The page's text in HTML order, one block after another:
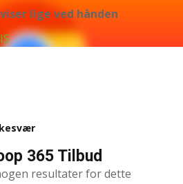
lige ved hånden
365 Tilbud
resultater for dette